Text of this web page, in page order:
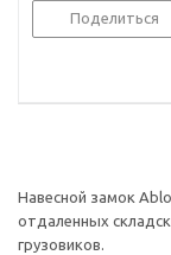
Поделиться
Навесной замок
отдаленных
грузовиков.